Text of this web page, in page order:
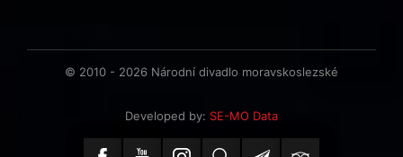
© 2010 - 2026 Národní divadlo moravskoslezské
Developed by: SE-MO Data